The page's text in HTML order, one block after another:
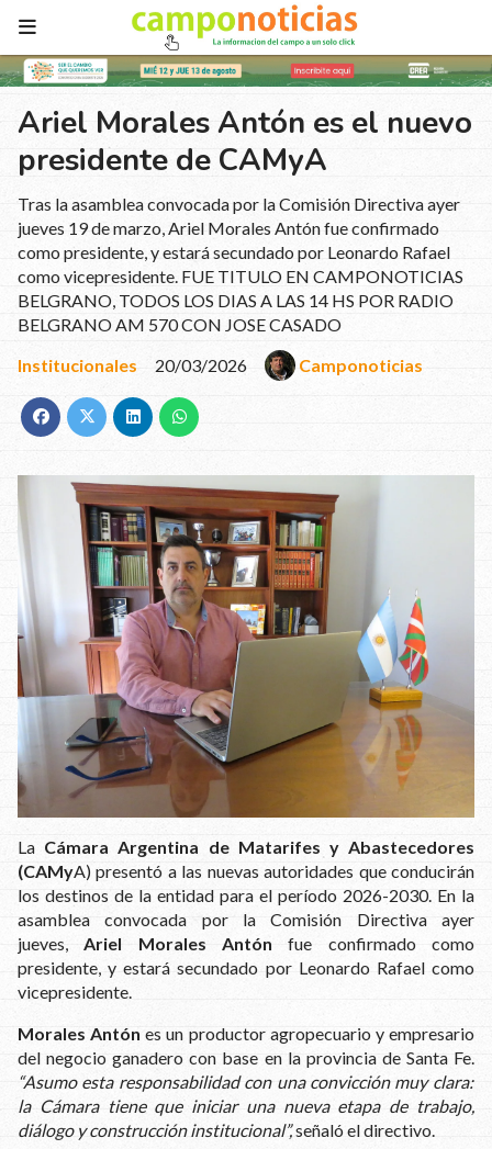
Ariel Morales Antón es el nuevo
presidente de CAMyA
Tras la asamblea convocada por la Comisión Directiva ayer
jueves 19 de marzo, Ariel Morales Antón fue confirmado
como presidente, y estará secundado por Leonardo Rafael
como vicepresidente. FUE TITULO EN CAMPONOTICIAS
BELGRANO, TODOS LOS DIAS A LAS 14 HS POR RADIO
BELGRANO AM 570 CON JOSE CASADO
Institucionales
20/03/2026 Camponoticias
La Cámara Argentina de Matarifes y Abastecedores
(CAMyA) presentó a las nuevas autoridades que conducirán
los destinos de la entidad para el período 2026-2030. En la
asamblea convocada por la Comisión Directiva ayer
jueves, Ariel Morales Antón fue confirmado como
presidente, y estará secundado por Leonardo Rafael como
vicepresidente.
Morales Antón es un productor agropecuario y empresario
del negocio ganadero con base en la provincia de Santa Fe.
“Asumo esta responsabilidad con una convicción muy clara:
la Cámara tiene que iniciar una nueva etapa de trabajo,
diálogo y construcción institucional”,señaló el directivo.